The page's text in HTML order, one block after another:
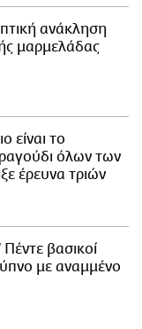
ανάκληση
μαρμελάδας
είναι το
όλων των
έρευνα τριών
Πέντε βασικοί
με αναμμένο